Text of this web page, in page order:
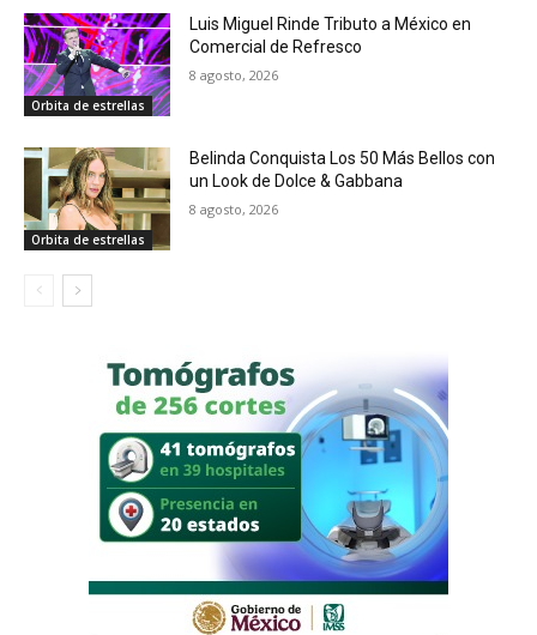
Orbita de estrellas
Luis Miguel Rinde Tributo a México en
Comercial de Refresco
8 agosto, 2026
Orbita de estrellas
Belinda Conquista Los 50 Más Bellos con
un Look de Dolce & Gabbana
8 agosto, 2026